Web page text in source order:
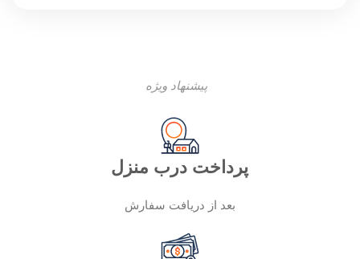
پیشنهاد ویژه
پرداخت درب منزل
بعد از دریافت سفارش